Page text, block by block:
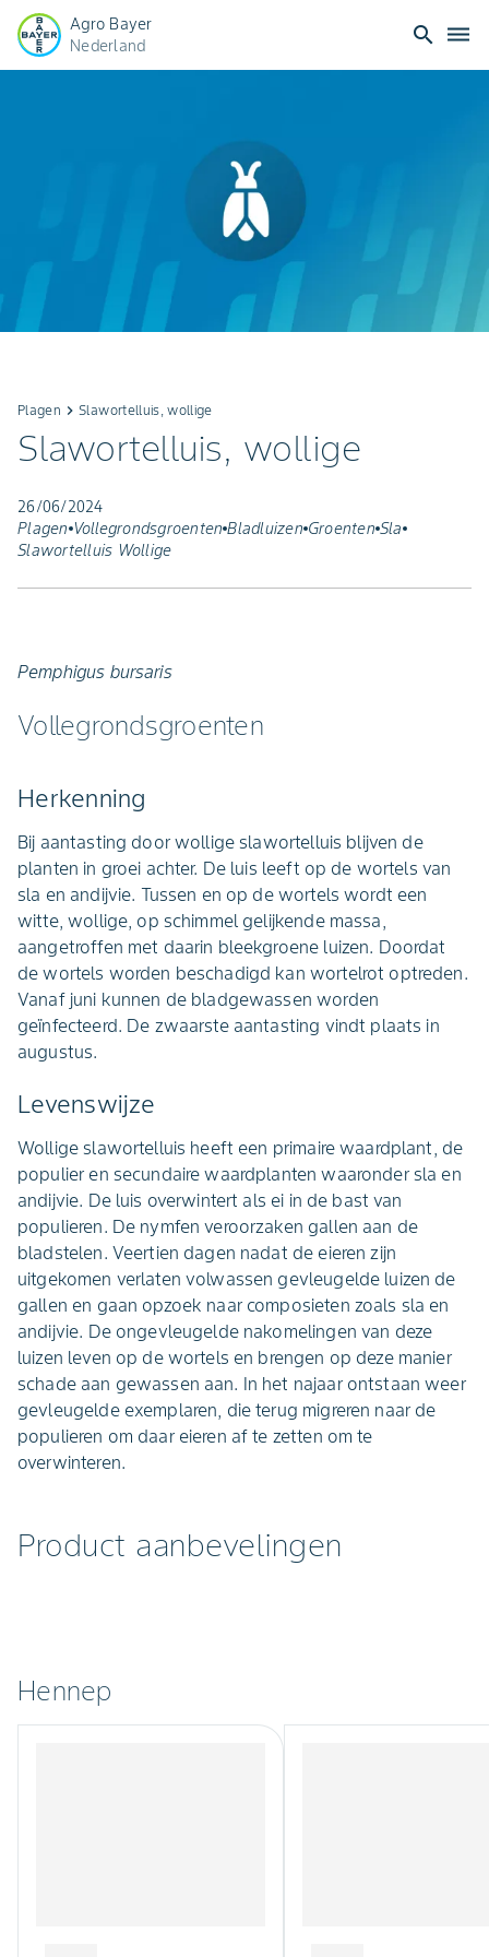
Agro Bayer
Nederland
search dehaze
Plagen keyboard_arrow_rightSlawortelluis, wollige
Slawortelluis, wollige
26/06/2024
Plagen Vollegrondsgroenten Bladluizen Groenten Sla
Slawortelluis Wollige
Pemphigus bursaris
Vollegrondsgroenten
Herkenning
Bij aantasting door wollige slawortelluis blijven de
planten in groei achter. De luis leeft op de wortels van
sla en andijvie. Tussen en op de wortels wordt een
witte, wollige, op schimmel gelijkende massa,
aangetroffen met daarin bleekgroene luizen. Doordat
de wortels worden beschadigd kan wortelrot optreden.
Vanaf juni kunnen de bladgewassen worden
geïnfecteerd. De zwaarste aantasting vindt plaats in
augustus.
Levenswijze
Wollige slawortelluis heeft een primaire waardplant, de
populier en secundaire waardplanten waaronder sla en
andijvie. De luis overwintert als ei in de bast van
populieren. De nymfen veroorzaken gallen aan de
bladstelen. Veertien dagen nadat de eieren zijn
uitgekomen verlaten volwassen gevleugelde luizen de
gallen en gaan opzoek naar composieten zoals sla en
andijvie. De ongevleugelde nakomelingen van deze
luizen leven op de wortels en brengen op deze manier
schade aan gewassen aan. In het najaar ontstaan weer
gevleugelde exemplaren, die terug migreren naar de
populieren om daar eieren af te zetten om te
overwinteren.
Product aanbevelingen
Hennep